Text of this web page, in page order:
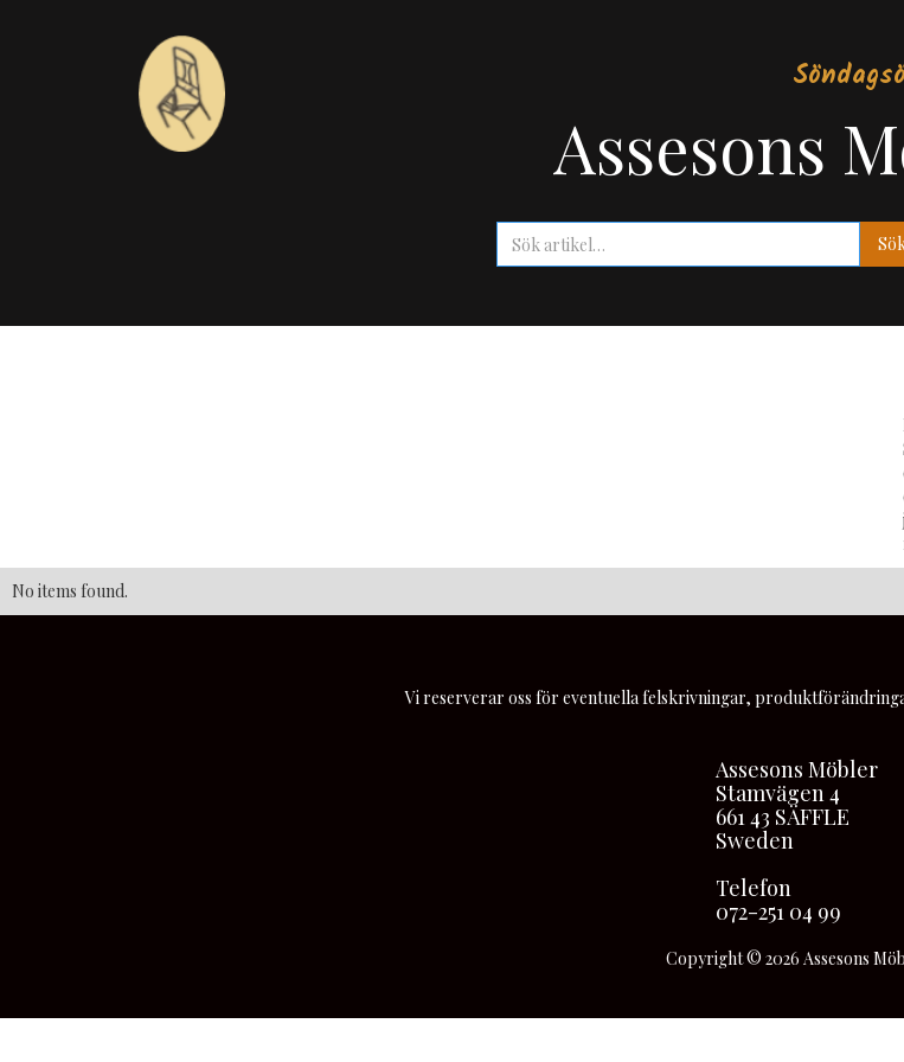
Assesons
No items found.
Vi reserverar oss för eventuella felskrivningar,
Assesons Möbler
Stamvägen 4
661 43 SÄFFLE
Sweden
Telefon
072-251 04 99
Copyright © 2026 Assesons